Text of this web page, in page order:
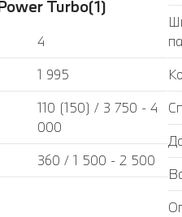
Turbo(1)
4
1 995
110 (150) / 3 750 - 4
000
360 / 1 500 - 2 500